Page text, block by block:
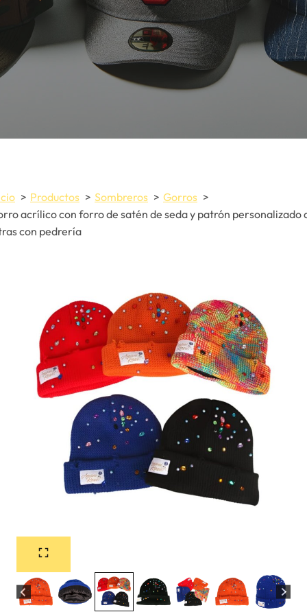
Productos Sombreros
Gorros
acrílico con forro de satén de seda y patrón personalizado
con pedrería